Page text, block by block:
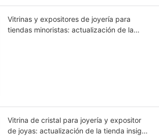
Vitrinas y expositores de joyería para
tiendas minoristas: actualización de la
Vitrina de cristal para joyería y expositor
de joyas: actualización de la tienda insignia